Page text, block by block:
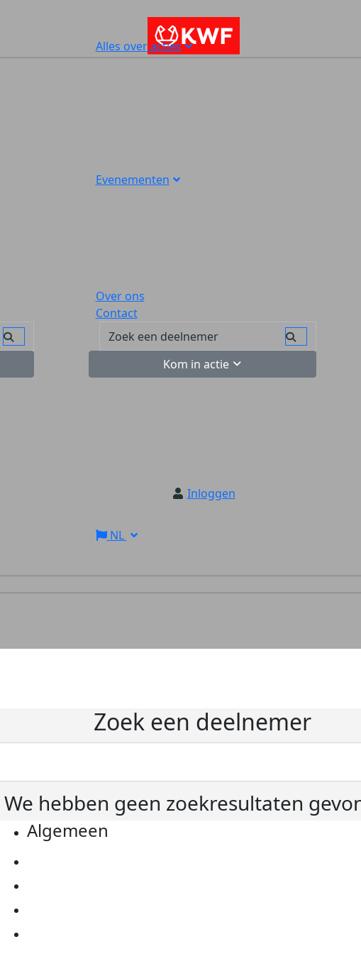
Alles over acties
Evenementen
Over ons
Contact
Kom in actie
Inloggen
NL
Zoek een deelnemer
We hebben geen zoekresultaten
Algemeen